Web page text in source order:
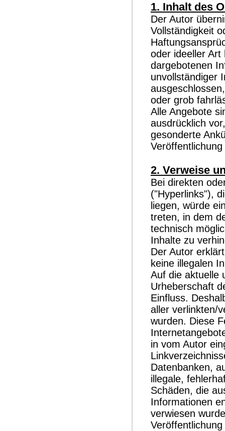
1. Inhalt des
Der Autor
Vollständigkeit
oder ideeller Art
dargebotenen
unvollständiger
oder grob
Alle Angebote
ausdrücklich
gesonderte
2. Verweise
Bei direkten
("Hyperlinks"),
liegen, würde
treten, in dem
technisch
Inhalte zu
Der Autor
keine illegalen
Auf die aktuelle
Urheberschaft
Einfluss.
aller verlinkten/
wurden. Diese
in vom Autor
Datenbanken,
illegale,
Schäden, die
Informationen
verwiesen